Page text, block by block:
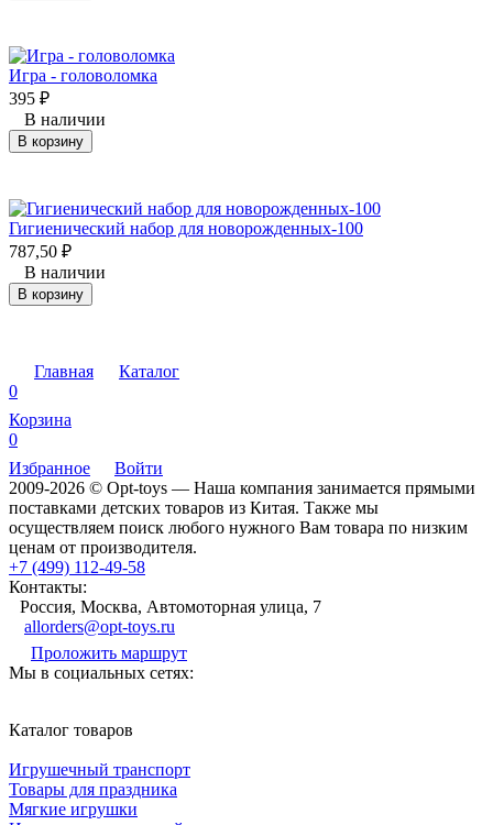
Игра - головоломка
395 ₽
В наличии
В корзину
Гигиенический набор для новорожденных-100
787,50 ₽
В наличии
В корзину
Главная
Каталог
0
Корзина
0
Избранное
Войти
2009-2026 © Opt-toys — Наша компания занимается прямыми
поставками детских товаров из Китая. Также мы
осуществляем поиск любого нужного Вам товара по низким
ценам от производителя.
+7 (499) 112-49-58
Контакты:
Россия, Москва, Автомоторная улица, 7
allorders@opt-toys.ru
Проложить маршрут
Мы в социальных сетях:
Каталог товаров
Игрушечный транспорт
Товары для праздника
Мягкие игрушки